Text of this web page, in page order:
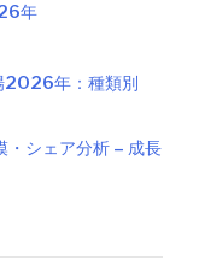
年
2026年：種類別
・シェア分析 – 成長